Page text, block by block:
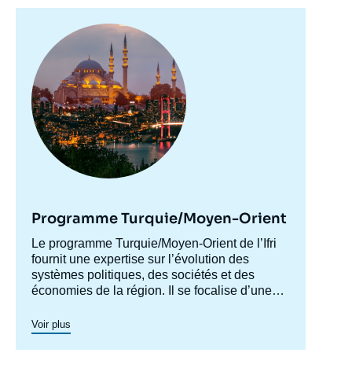
principale
Programme Turquie/Moyen-Orient
Accroche
centre
Le programme Turquie/Moyen-Orient de l’Ifri
fournit une expertise sur l’évolution des
systèmes politiques, des sociétés et des
économies de la région. Il se focalise d’une
(influences turque et iranienne, risque de
morcellement des États de la région,
recompositions diplomatiques), et également
Voir plus